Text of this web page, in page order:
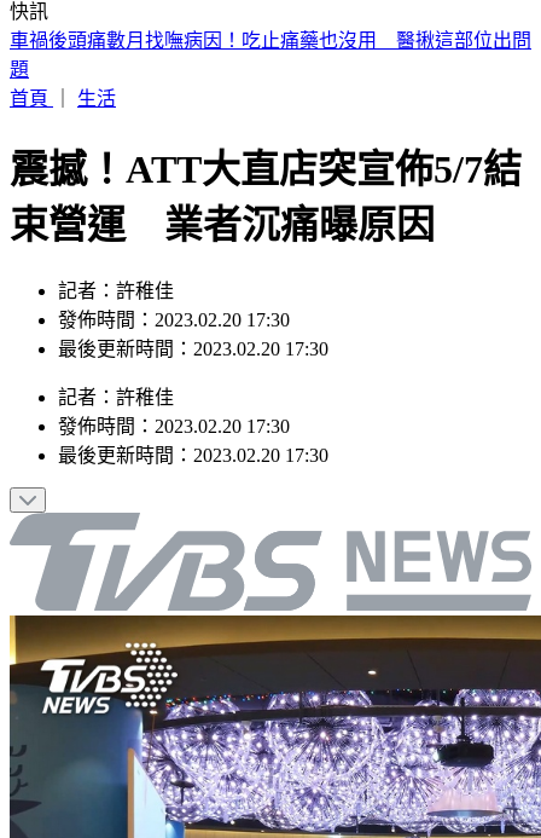
快訊
緯創股利「2度延後發放」 金管會出手：最重罰50萬
首頁
震撼！ATT大直店突宣佈5/7結
束營運 業者沉痛曝原因
發佈時間：2023.02.20 17:30
最後更新時間：2023.02.20 17:30
發佈時間：2023.02.20 17:30
最後更新時間：2023.02.20 17:30